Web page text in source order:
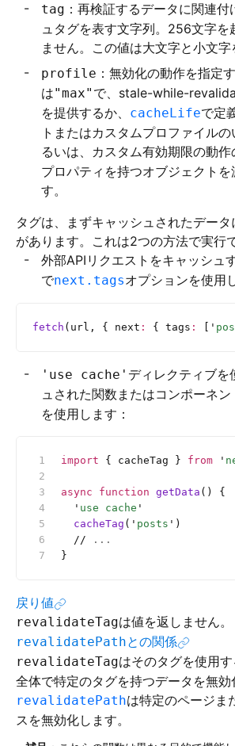
tag ：再検証するデータに関連
ュタグを表す文字列。256文字を
ません。この値は大文字と小文字
profile ：無効化の動作を指定
は"max" で、stale-while-
を提供するか、 cacheLifeで定
トまたはカスタムプロファイル
るいは、カスタム有効期限の動作
プロパティを持つオブジェクトを
す。
タグは、まずキャッシュされたデー
があります。これは2つの方法で実行
外部APIリクエストをキャッシュ
でnext.tagsオプションを使用
fetch (url, { next : { tags : '
'use cache' ディレクティブを
ュされた関数またはコンポーネン
を使用します：
import { cacheTag } from '
async function getData () {
  '
use cache '
  cacheTag
( ' posts ' )
  //
...
}
戻り値
revalidateTagは値を返しません。
revalidatePathとの関係
revalidateTagはそのタグを使用
全体で特定のタグを持つデータを無効
revalidatePathは特定のページま
スを無効化します。